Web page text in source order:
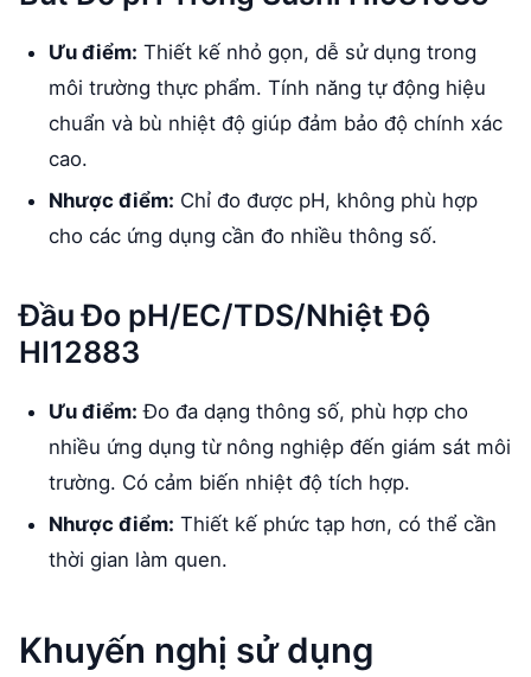
Ưu điểm: Thiết kế nhỏ gọn, dễ sử dụng trong
môi trường thực phẩm. Tính năng tự động hiệu
chuẩn và bù nhiệt độ giúp đảm bảo độ chính xác
cao.
Nhược điểm: Chỉ đo được pH, không phù hợp
cho các ứng dụng cần đo nhiều thông số.
Đầu Đo pH/EC/TDS/Nhiệt Độ
HI12883
Ưu điểm: Đo đa dạng thông số, phù hợp cho
nhiều ứng dụng từ nông nghiệp đến giám sát môi
trường. Có cảm biến nhiệt độ tích hợp.
Nhược điểm: Thiết kế phức tạp hơn, có thể cần
thời gian làm quen.
Khuyến nghị sử dụng